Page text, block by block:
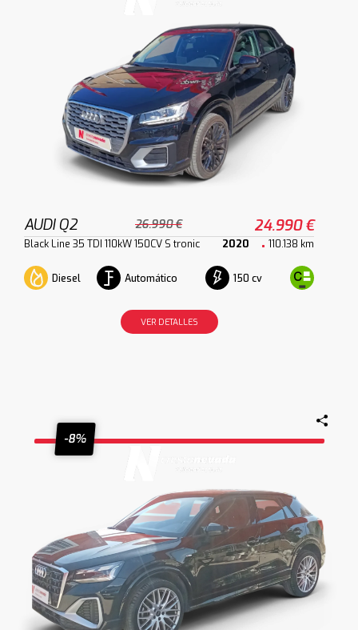
AUDI Q2 26.990 € 24.990 €
Black Line 35 TDI 110kW 150CV S tronic 2020 110.138 km
Diesel Automático 150 cv
VER DETALLES
-8%